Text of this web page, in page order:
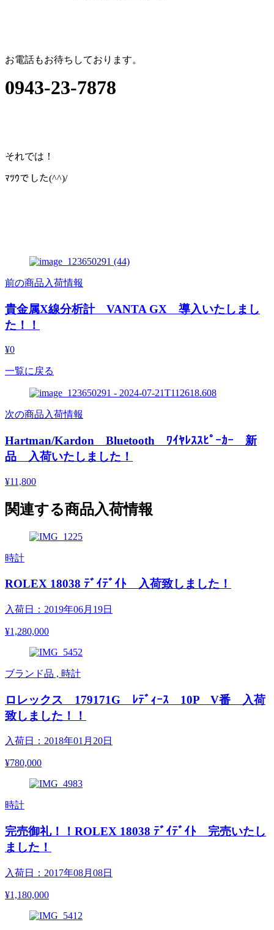
お電話もお待ちしております。
0943-23-7878
それでは！
ﾏﾂｳでした(^^)/
前の商品入荷情報
貴金属X線分析計 VANTA GX 導入いたしまし
た！！
¥0
一覧に戻る
次の商品入荷情報
Hartman/Kardon Bluetooth ﾜｲﾔﾚｽｽﾋﾟｰｶｰ 新
品 入荷いたしました！
¥11,800
関連する商品入荷情報
時計
ROLEX 18038 ﾃﾞｲﾃﾞｲﾄ 入荷致しました！
入荷日：2019年06月19日
¥1,280,000
ブランド品 , 時計
ロレックス 179171G ﾚﾃﾞｨｰｽ 10P V番 入荷
致しました！！
入荷日：2018年01月20日
¥780,000
時計
完売御礼！！ROLEX 18038 ﾃﾞｲﾃﾞｲﾄ 完売いたし
ました！
入荷日：2017年08月08日
¥1,180,000